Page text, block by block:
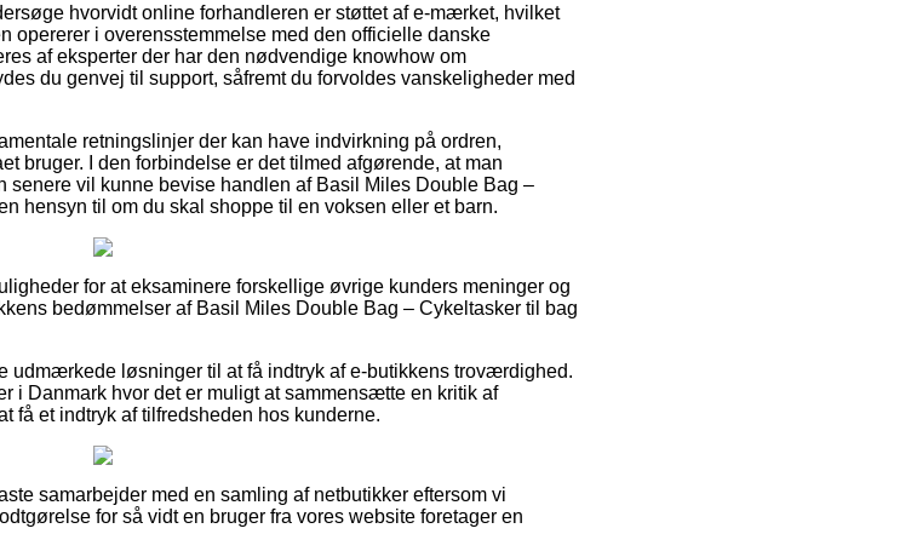
hvorvidt online forhandleren er støttet af e-mærket, hvilket
opererer i overensstemmelse med den officielle danske
af eksperter der har den nødvendige knowhow om
du genvej til support, såfremt du forvoldes vanskeligheder med
retningslinjer der kan have indvirkning på ordren,
bruger. I den forbindelse er det tilmed afgørende, at man
vil kunne bevise handlen af Basil Miles Double Bag –
hensyn til om du skal shoppe til en voksen eller et barn.
for at eksaminere forskellige øvrige kunders meninger og
bedømmelser af Basil Miles Double Bag – Cykeltasker til bag
udmærkede løsninger til at få indtryk af e-butikkens troværdighed.
i Danmark hvor det er muligt at sammensætte en kritik af
få et indtryk af tilfredsheden hos kunderne.
samarbejder med en samling af netbutikker eftersom vi
for så vidt en bruger fra vores website foretager en